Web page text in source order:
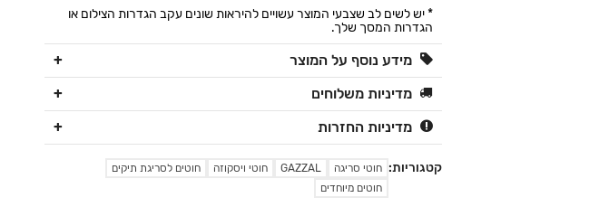
* יש לשים לב שצבעי המוצר עשויים להיראות שונים עקב הגדרות הצילום או
הגדרות המסך שלך.
מידע נוסף על המוצר
מדיניות משלוחים
מדיניות החזרות
קטגוריות: חוטי סריגה GAZZAL חוטי ויסקוזה
חוטים לסריגת תיקים
חוטים מיוחדים